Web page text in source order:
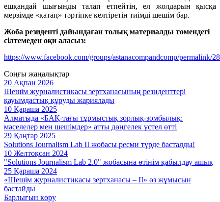
ешқандай шығынды талап етпейтін, ел жолдарын қысқа
мерзімде «қатаң» тәртіпке келтіретін тиімді шешім бар.
Жоба резиденті дайындаған толық материалды төмендегі
сілтемеден оқи аласыз:
https://www.facebook.com/groups/astanacompandcomp/permalink/
Соңғы жаңалықтар
20 Ақпан 2026
Шешім журналистикасы зертханасының резиденттері
қауымдастық құруды жариялады
10 Қараша 2025
Алматыда «БАҚ-тағы тұрмыстық зорлық-зомбылық:
мәселелер мен шешімдер» атты дөңгелек үстел өтті
29 Қаңтар 2025
Solutions Journalism Lab II жобасы ресми түрде басталды!
10 Желтоқсан 2024
"Solutions Journalism Lab 2.0" жобасына өтінім қабылдау ашық
25 Қараша 2024
«Шешім журналистикасы зертханасы – II» өз жұмысын
бастайды
Барлығын көру